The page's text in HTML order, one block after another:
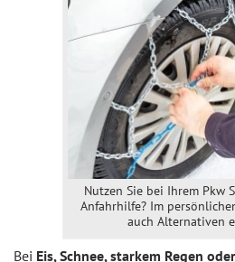
Nutzen Sie bei Ihrem Pkw
Anfahrhilfe? Im
auch Alternativen
Bei Eis, Schnee, starkem Regen